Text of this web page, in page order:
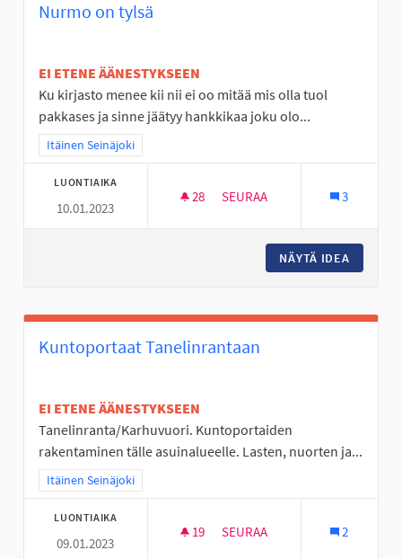
Nurmo on tylsä
EI ETENE ÄÄNESTYKSEEN
Ku kirjasto menee kii nii ei oo mitää mis olla tuol
pakkases ja sinne jäätyy hankkikaa joku olo...
Rajaa tulokset teeman mukaan: Itäinen Seinäjoki
Itäinen Seinäjoki
LUONTIAIKA
10.01.2023
28 28 SEURAAJAA
SEURAA 3
NÄYTÄ IDEA
Kuntoportaat Tanelinrantaan
EI ETENE ÄÄNESTYKSEEN
Tanelinranta/Karhuvuori. Kuntoportaiden
rakentaminen tälle asuinalueelle. Lasten, nuorten ja...
Rajaa tulokset teeman mukaan: Itäinen Seinäjoki
Itäinen Seinäjoki
LUONTIAIKA
09.01.2023
19 19 SEURAAJAA
SEURAA 2